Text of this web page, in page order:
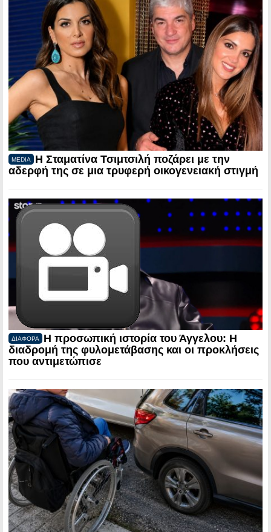
MEDIA
Η Σταματίνα Τσιμτσιλή ποζάρει με την
αδερφή της σε μια τρυφερή οικογενειακή στιγμή
ΔΙΑΦΟΡΑ
Η προσωπική ιστορία του Άγγελου: Η
διαδρομή της φυλομετάβασης και οι προκλήσεις
που αντιμετώπισε